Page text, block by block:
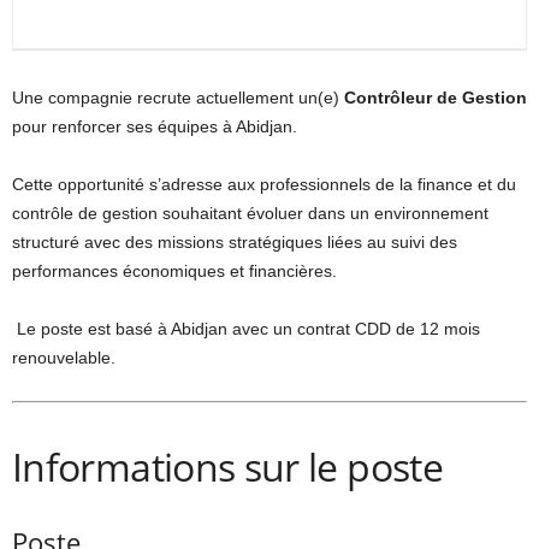
Une compagnie recrute actuellement un(e) Contrôleur de Gestion
pour renforcer ses équipes à Abidjan.
Cette opportunité s’adresse aux professionnels de la finance et du
contrôle de gestion souhaitant évoluer dans un environnement
structuré avec des missions stratégiques liées au suivi des
performances économiques et financières.
Le poste est basé à Abidjan avec un contrat CDD de 12 mois
renouvelable.
Informations sur le poste
Poste